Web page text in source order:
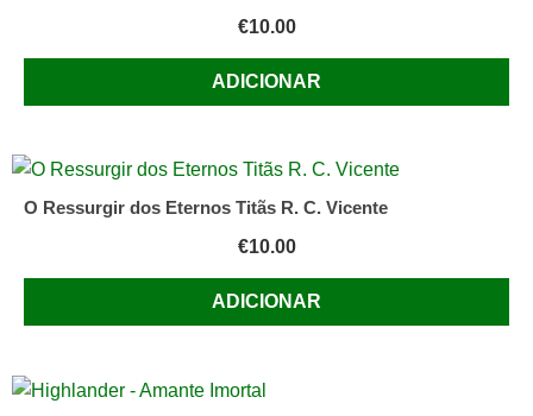
€10.00
ADICIONAR
O Ressurgir dos Eternos Titãs R. C. Vicente
€10.00
ADICIONAR